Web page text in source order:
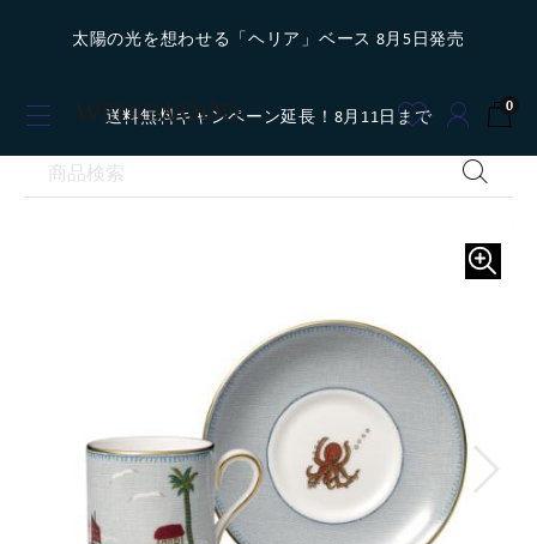
太陽の光を想わせる「ヘリア」ベース 8月5日発売
送料無料キャンペーン延長！8月11日まで 0